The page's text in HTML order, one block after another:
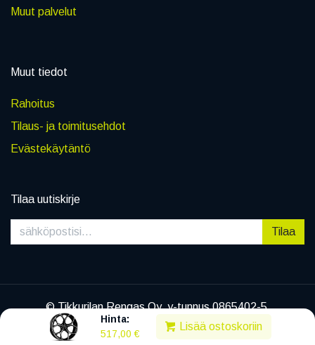
Hinta:
517,00 €
Lisää ostoskoriin
Muut palvelut
Muut tiedot
Rahoitus
Tilaus- ja toimitusehdot
Evästekäytäntö
Tilaa uutiskirje
Tilaa
© Tikkurilan Rengas Oy, y-tunnus 0865402-5
|Tietosuojaseloste